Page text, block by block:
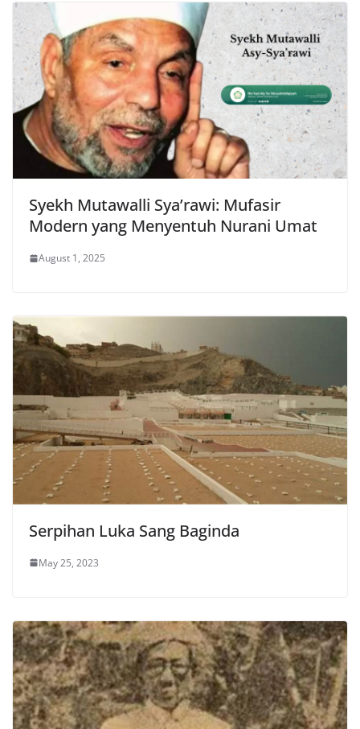
Syekh Mutawalli Sya’rawi: Mufasir
Modern yang Menyentuh Nurani Umat
August 1, 2025
Serpihan Luka Sang Baginda
May 25, 2023